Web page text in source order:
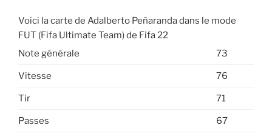
Voici la carte de Adalberto Peñaranda dans le mode
FUT (Fifa Ultimate Team) de Fifa 22
Note générale
73
Vitesse 76
Tir 71
Passes 67